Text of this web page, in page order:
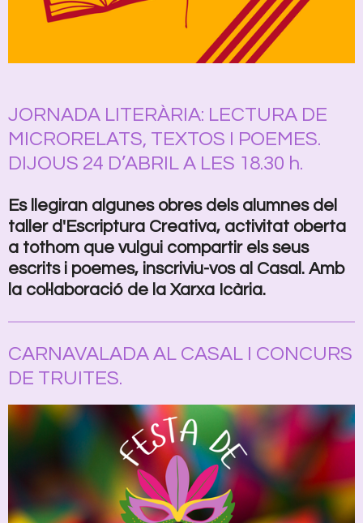
JORNADA LITERÀRIA: LECTURA DE
MICRORELATS, TEXTOS I POEMES.
DIJOUS 24 D’ABRIL A LES 18.30 h.
Es llegiran algunes obres dels alumnes del
taller d'Escriptura Creativa, activitat oberta
a tothom que vulgui compartir els seus
escrits i poemes, inscriviu-vos al Casal. Amb
la col·laboració de la Xarxa Icària.
CARNAVALADA AL CASAL I CONCURS
DE TRUITES.